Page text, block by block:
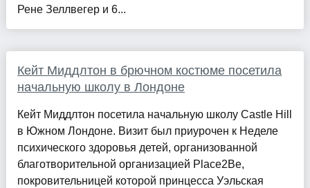
Рене Зеллвегер и 6...
Кейт Миддлтон в брючном костюме посетила
начальную школу в Лондоне
Кейт Миддлтон посетила начальную школу Castle Hill
в Южном Лондоне. Визит был приурочен к Неделе
психического здоровья детей, организованной
благотворительной организацией Place2Be,
покровительницей которой принцесса Уэльская